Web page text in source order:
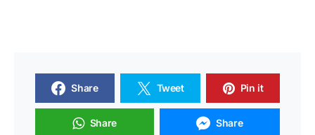
Share Tweet Pin it
Share Share